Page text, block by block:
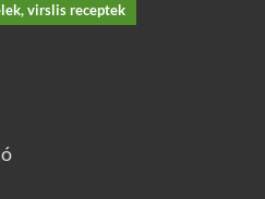
virslis receptek